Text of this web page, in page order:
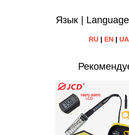
Язык |
RU| EN| UA